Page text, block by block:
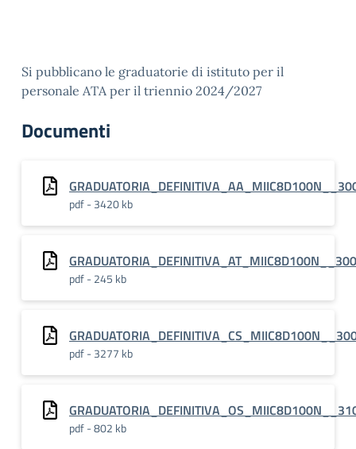
Si pubblicano le graduatorie di istituto per il
personale ATA per il triennio 2024/2027
Documenti
pdf - 3420 kb
pdf - 245 kb
pdf - 3277 kb
pdf - 802 kb